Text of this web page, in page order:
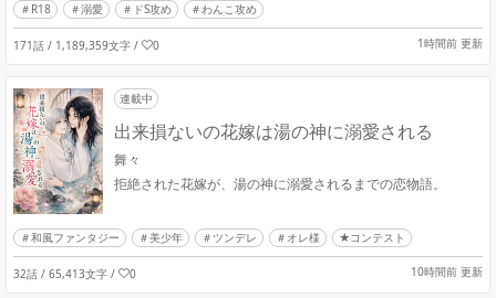
R18 溺愛 ドS攻め わんこ攻め
171話 / 1,189,359文字 / 0 1時間前 更新
連載中
出来損ないの花嫁は湯の神に溺愛される
舞々
拒絶された花嫁が、湯の神に溺愛されるまでの恋物語。
和風ファンタジー 美少年 ツンデレ オレ様 ★コンテスト
32話 / 65,413文字 / 0 10時間前 更新